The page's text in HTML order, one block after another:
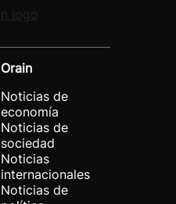
Orain
Noticias de
economía
Noticias de
sociedad
Noticias
internacionales
Noticias de